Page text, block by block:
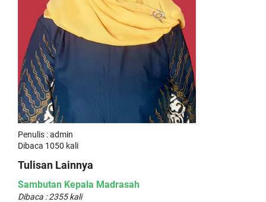
Penulis : admin
Dibaca 1050 kali
Tulisan Lainnya
Sambutan Kepala Madrasah
Dibaca : 2355 kali